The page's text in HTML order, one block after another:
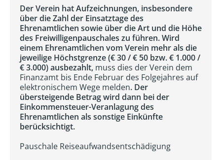
Der Verein hat Aufzeichnungen, insbesondere
über die Zahl der Einsatztage des
Ehrenamtlichen sowie über die Art und die Höhe
des Freiwilligenpauschales zu führen. Wird
einem Ehrenamtlichen vom Verein mehr als die
jeweilige Höchstgrenze (€ 30 / € 50 bzw. € 1.000 /
€ 3.000) ausbezahlt, muss dies der Verein dem
Finanzamt bis Ende Februar des Folgejahres auf
elektronischem Wege melden. Der
übersteigende Betrag wird dann bei der
Einkommensteuer-Veranlagung des
Ehrenamtlichen als sonstige Einkünfte
berücksichtigt.
Pauschale Reiseaufwandsentschädigung